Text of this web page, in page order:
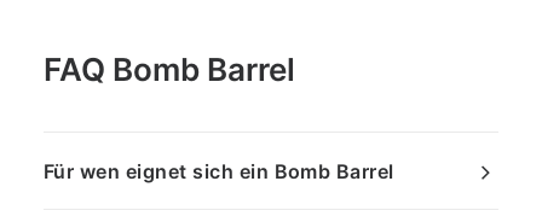
FAQ Bomb Barrel
Für wen eignet sich ein Bomb Barrel